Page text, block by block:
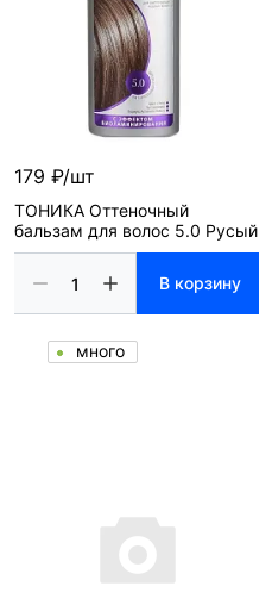
179 ₽/шт
ТОНИКА Оттеночный
бальзам для волос 5.0 Русый
В корзину
много